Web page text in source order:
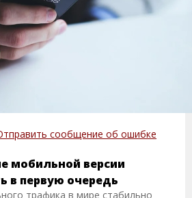
сообщение об ошибке
мобильной версии
в первую очередь
трафика в мире стабильно